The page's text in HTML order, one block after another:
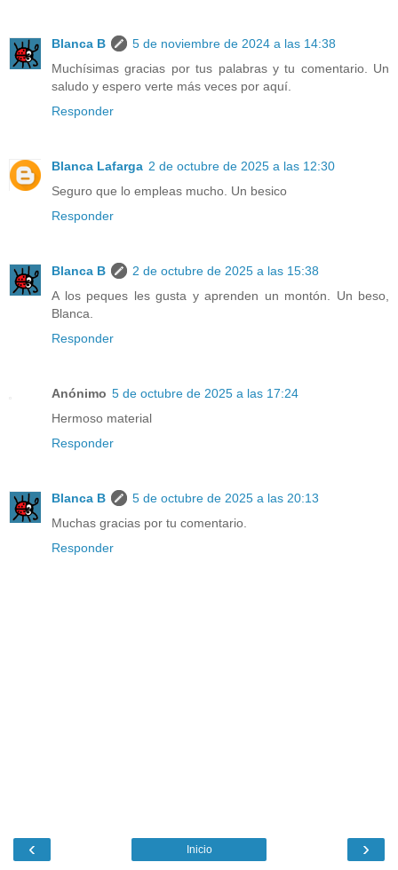
Blanca B
5 de noviembre de 2024 a las 14:38
Muchísimas gracias por tus palabras y tu comentario. Un
saludo y espero verte más veces por aquí.
Responder
Blanca Lafarga 2 de octubre de 2025 a las 12:30
Seguro que lo empleas mucho. Un besico
Responder
Blanca B
2 de octubre de 2025 a las 15:38
A los peques les gusta y aprenden un montón. Un beso,
Blanca.
Responder
Anónimo 5 de octubre de 2025 a las 17:24
Hermoso material
Responder
Blanca B
5 de octubre de 2025 a las 20:13
Muchas gracias por tu comentario.
Responder
‹ ›
Inicio